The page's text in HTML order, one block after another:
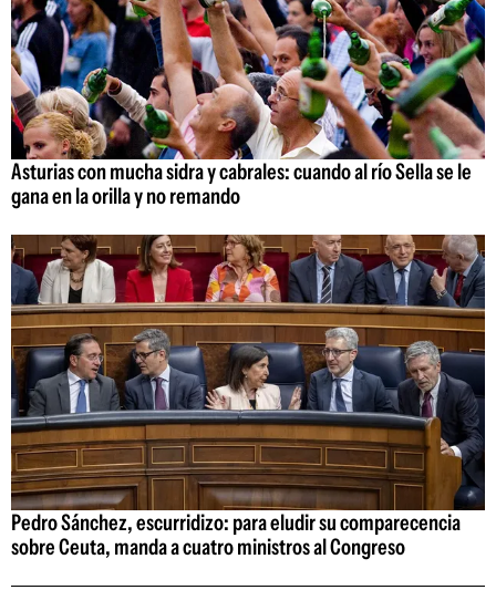
Asturias con mucha sidra y cabrales: cuando al río Sella se le
gana en la orilla y no remando
Pedro Sánchez, escurridizo: para eludir su comparecencia
sobre Ceuta, manda a cuatro ministros al Congreso